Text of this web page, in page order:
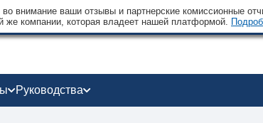
ваши отзывы и партнерские комиссионные
же компании, которая владеет нашей платформой.
Руководства